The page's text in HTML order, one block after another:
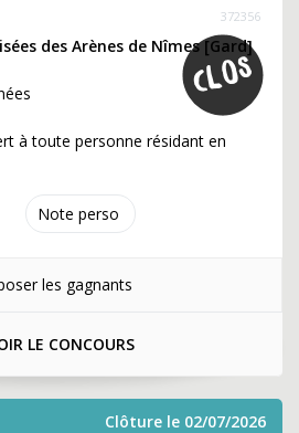
Note perso
372356
des Arènes de Nîmes [Gard]
à toute personne résidant en
les gagnants
LE CONCOURS
Clôture le 02/07/2026